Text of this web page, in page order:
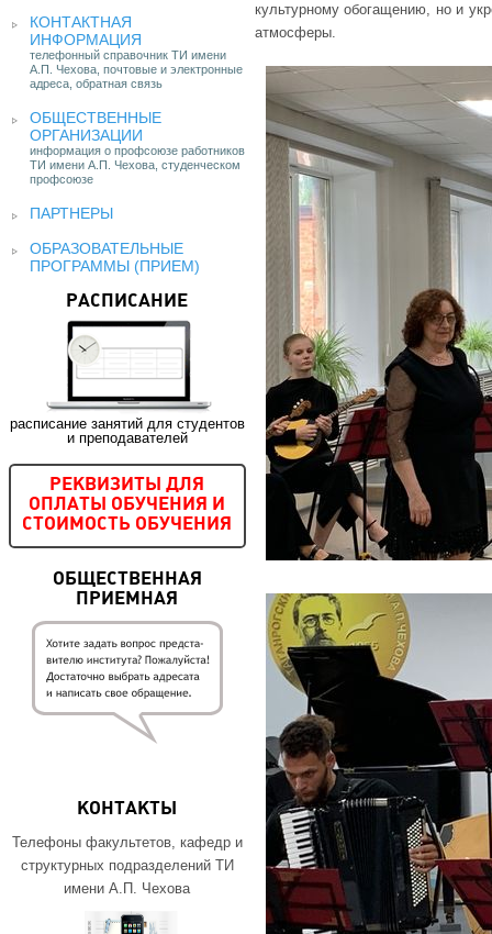
КОНТАКТНАЯ
ИНФОРМАЦИЯ
телефонный справочник ТИ имени
А.П. Чехова, почтовые и электронные
адреса, обратная связь
ОБЩЕСТВЕННЫЕ
ОРГАНИЗАЦИИ
информация о профсоюзе работников
ТИ имени А.П. Чехова, студенческом
профсоюзе
ПАРТНЕРЫ
ОБРАЗОВАТЕЛЬНЫЕ
ПРОГРАММЫ (ПРИЕМ)
РАСПИСАНИЕ
расписание занятий для студентов
и преподавателей
РЕКВИЗИТЫ ДЛЯ
ОПЛАТЫ ОБУЧЕНИЯ И
СТОИМОСТЬ ОБУЧЕНИЯ
ОБЩЕСТВЕННАЯ
ПРИЕМНАЯ
КОНТАКТЫ
Телефоны факультетов, кафедр и
структурных подразделений ТИ
имени А.П. Чехова
культурному обогащению, но и
атмосферы.